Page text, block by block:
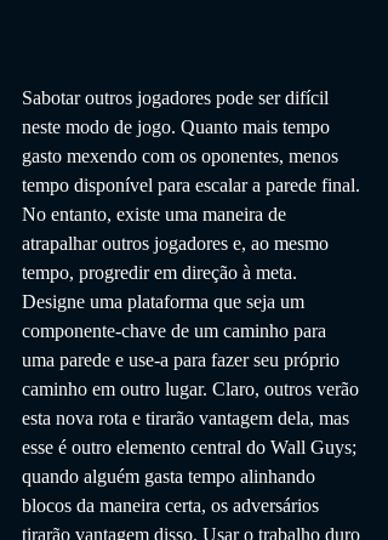
Sabotar outros jogadores pode ser difícil
neste modo de jogo. Quanto mais tempo
gasto mexendo com os oponentes, menos
tempo disponível para escalar a parede final.
No entanto, existe uma maneira de
atrapalhar outros jogadores e, ao mesmo
tempo, progredir em direção à meta.
Designe uma plataforma que seja um
componente-chave de um caminho para
uma parede e use-a para fazer seu próprio
caminho em outro lugar. Claro, outros verão
esta nova rota e tirarão vantagem dela, mas
esse é outro elemento central do Wall Guys;
quando alguém gasta tempo alinhando
blocos da maneira certa, os adversários
tirarão vantagem disso. Usar o trabalho duro